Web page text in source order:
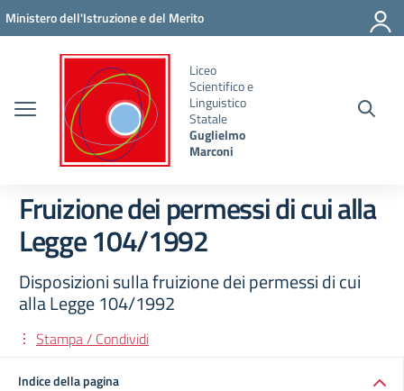
Vai ai contenuti
Vai al menu di navigazione
Vai al footer
Ministero dell'Istruzione e del Merito
Liceo
Scientifico e
Linguistico
Statale
Guglielmo
Marconi
Fruizione dei permessi di cui alla
Legge 104/1992
Disposizioni sulla fruizione dei permessi di cui
alla Legge 104/1992
Stampa / Condividi
Indice della pagina